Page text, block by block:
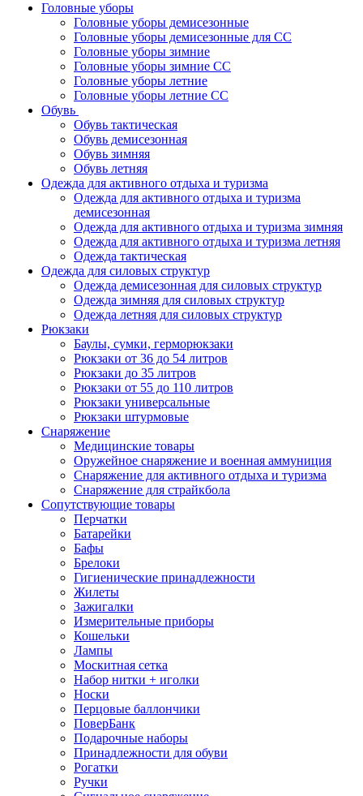
Головные уборы
Головные уборы демисезонные
Головные уборы демисезонные для СС
Головные уборы зимние
Головные уборы зимние СС
Головные уборы летние
Головные уборы летние СС
Обувь
Обувь тактическая
Обувь демисезонная
Обувь зимняя
Обувь летняя
Одежда для активного отдыха и туризма
Одежда для активного отдыха и туризма
демисезонная
Одежда для активного отдыха и туризма зимняя
Одежда для активного отдыха и туризма летняя
Одежда тактическая
Одежда для силовых структур
Одежда демисезонная для силовых структур
Одежда зимняя для силовых структур
Одежда летняя для силовых структур
Рюкзаки
Баулы, сумки, герморюкзаки
Рюкзаки от 36 до 54 литров
Рюкзаки до 35 литров
Рюкзаки от 55 до 110 литров
Рюкзаки универсальные
Рюкзаки штурмовые
Снаряжение
Медицинские товары
Оружейное снаряжение и военная аммуниция
Снаряжение для активного отдыха и туризма
Снаряжение для страйкбола
Сопутствующие товары
Перчатки
Батарейки
Бафы
Брелоки
Гигиенические принадлежности
Жилеты
Зажигалки
Измерительные приборы
Кошельки
Лампы
Москитная сетка
Набор нитки + иголки
Носки
Перцовые баллончики
ПоверБанк
Подарочные наборы
Принадлежности для обуви
Рогатки
Ручки